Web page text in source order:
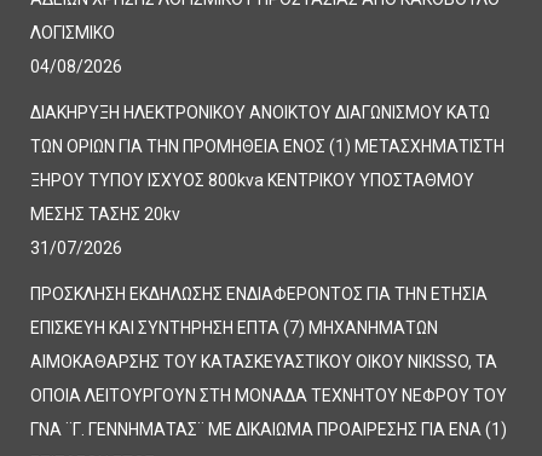
ΛΟΓΙΣΜΙΚΟ
04/08/2026
ΔΙΑΚΗΡΥΞΗ ΗΛΕΚΤΡΟΝΙΚΟΥ ΑΝΟΙΚΤΟΥ ΔΙΑΓΩΝΙΣΜΟΥ ΚΑΤΩ
ΤΩΝ ΟΡΙΩΝ ΓΙΑ ΤΗΝ ΠΡΟΜΗΘΕΙΑ ΕΝΟΣ (1) ΜΕΤΑΣΧΗΜΑΤΙΣΤΗ
ΞΗΡΟΥ ΤΥΠΟΥ ΙΣΧΥΟΣ 800kva ΚΕΝΤΡΙΚΟΥ ΥΠΟΣΤΑΘΜΟΥ
ΜΕΣΗΣ ΤΑΣΗΣ 20kv
31/07/2026
ΠΡΟΣΚΛΗΣΗ ΕΚΔΗΛΩΣΗΣ ΕΝΔΙΑΦΕΡΟΝΤΟΣ ΓΙΑ ΤΗΝ ΕΤΗΣΙΑ
ΕΠΙΣΚΕΥΗ ΚΑΙ ΣΥΝΤΗΡΗΣΗ ΕΠΤΑ (7) ΜΗΧΑΝΗΜΑΤΩΝ
ΑΙΜΟΚΑΘΑΡΣΗΣ ΤΟΥ ΚΑΤΑΣΚΕΥΑΣΤΙΚΟΥ ΟΙΚΟΥ NIKISSO, ΤΑ
ΟΠΟΙΑ ΛΕΙΤΟΥΡΓΟΥΝ ΣΤΗ ΜΟΝΑΔΑ ΤΕΧΝΗΤΟΥ ΝΕΦΡΟΥ ΤΟΥ
ΓΝΑ ¨Γ. ΓΕΝΝΗΜΑΤΑΣ¨ ΜΕ ΔΙΚΑΙΩΜΑ ΠΡΟΑΙΡΕΣΗΣ ΓΙΑ ΕΝΑ (1)